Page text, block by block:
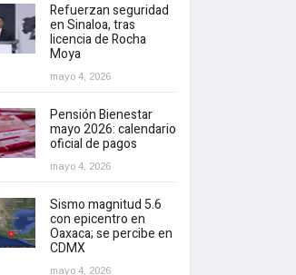
Refuerzan seguridad
en Sinaloa, tras
licencia de Rocha
Moya
mayo 4, 2026
Pensión Bienestar
mayo 2026: calendario
oficial de pagos
mayo 4, 2026
Sismo magnitud 5.6
con epicentro en
Oaxaca; se percibe en
CDMX
mayo 4, 2026